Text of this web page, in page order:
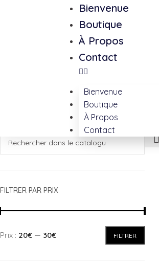
Skip to main content
Bienvenue
Boutique
À Propos
Contact
Bienvenue
Boutique
À Propos
Contact
FILTRER PAR PRIX
FILTRER
Prix : 20€ — 30€